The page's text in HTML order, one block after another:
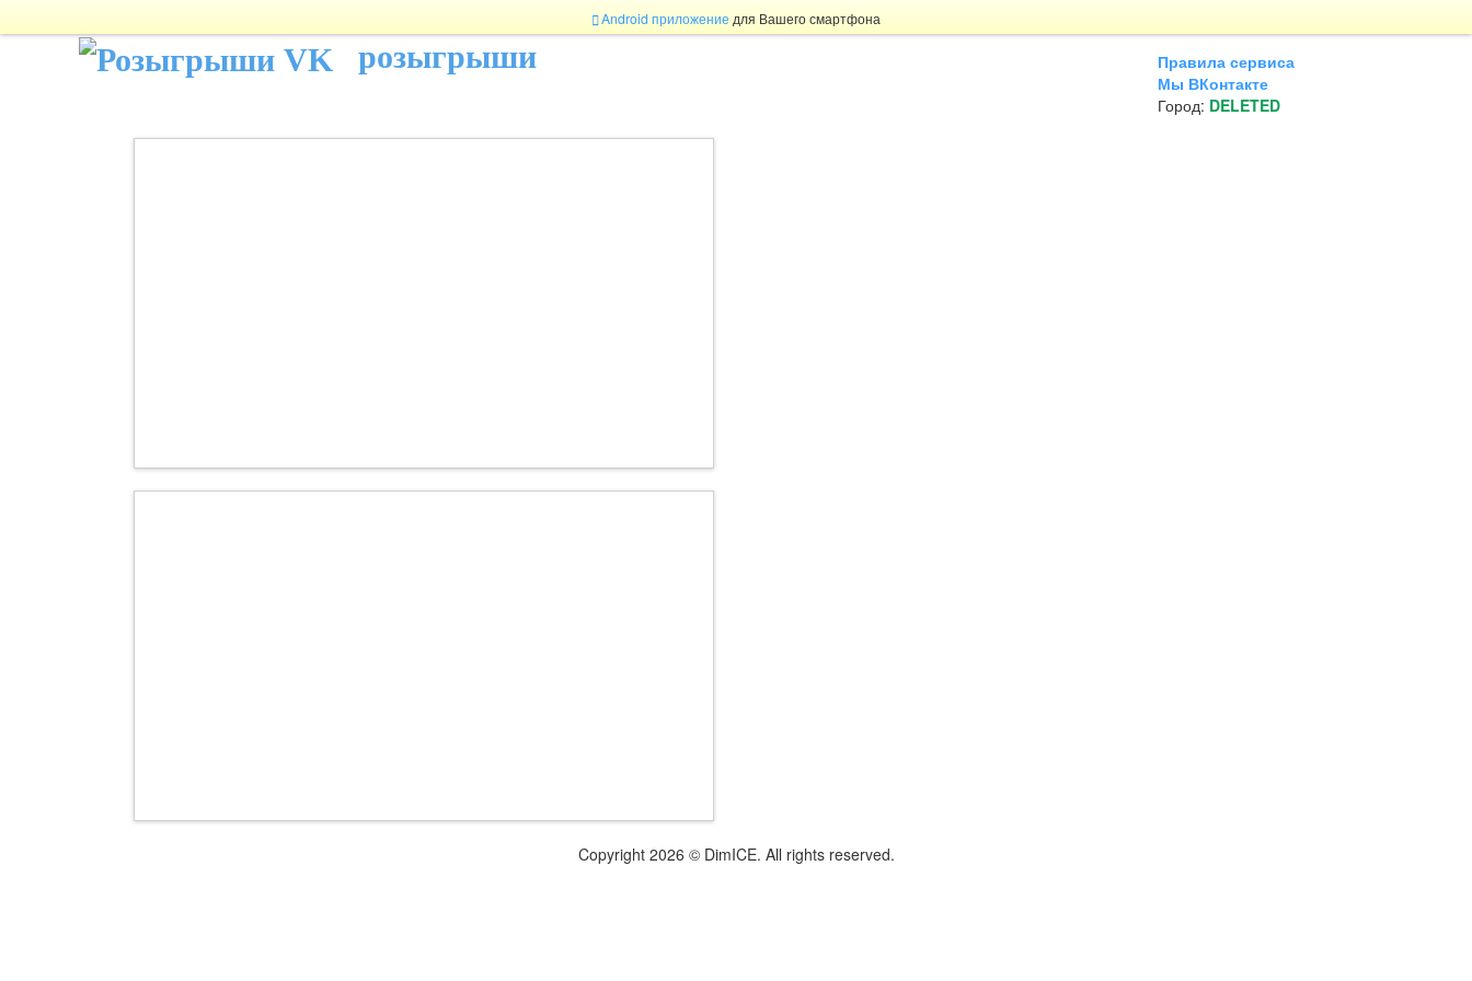
Android приложение для Вашего смартфона
розыгрыши
Правила сервиса
Мы ВКонтакте
Город: DELETED
Copyright 2026 © DimICE. All rights reserved.